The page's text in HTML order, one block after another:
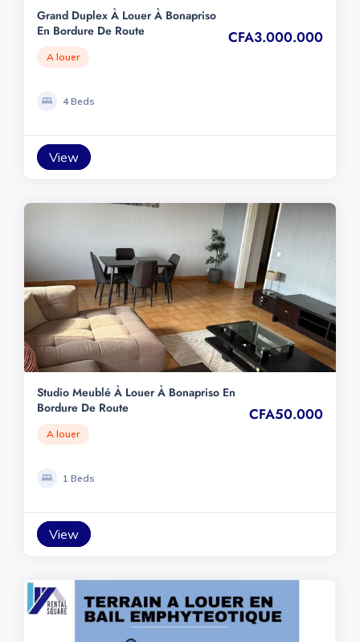
Grand Duplex À Louer À Bonapriso
En Bordure De Route
A louer
CFA3.000.000
4 Beds
View
Studio Meublé À Louer À Bonapriso En
Bordure De Route
A louer
CFA50.000
1 Beds
View